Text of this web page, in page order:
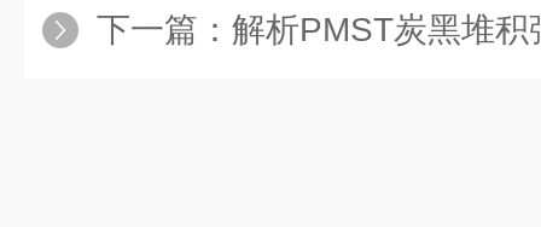
下一篇： 解析PMST炭黑堆积强度测试仪